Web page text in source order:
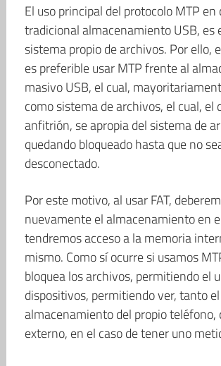
El uso principal del protocolo MTP en
tradicional almacenamiento USB, es
sistema propio de archivos. Por ello,
es preferible usar MTP frente al
masivo USB, el cual,
como sistema de archivos, el cual, el
anfitrión, se apropia del sistema de
quedando bloqueado hasta que no
desconectado.
Por este motivo, al usar FAT,
nuevamente el almacenamiento en
tendremos acceso a la memoria
mismo. Como sí ocurre si usamos
bloquea los archivos, permitiendo el
dispositivos, permitiendo ver, tanto el
almacenamiento del propio teléfono,
externo, en el caso de tener uno